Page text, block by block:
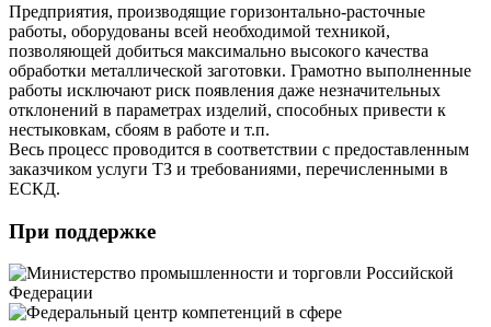
Предприятия, производящие горизонтально-расточные
работы, оборудованы всей необходимой техникой,
позволяющей добиться максимально высокого качества
обработки металлической заготовки. Грамотно выполненные
работы исключают риск появления даже незначительных
отклонений в параметрах изделий, способных привести к
нестыковкам, сбоям в работе и т.п.
Весь процесс проводится в соответствии с предоставленным
заказчиком услуги ТЗ и требованиями, перечисленными в
ЕСКД.
При поддержке